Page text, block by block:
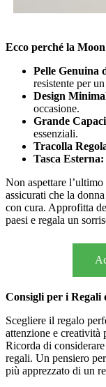
Ecco perché la
Pelle Genuina
resistente per
Design
occasione.
Grande
essenziali.
Tracolla
Tasca Esterna:
Non aspettare
assicurati che la
con cura. Approfitta
paesi e regala un
Consigli per i Regali
Scegliere il regalo
attenzione e creatività
Ricorda di
regali. Un pensiero
più apprezzato di un